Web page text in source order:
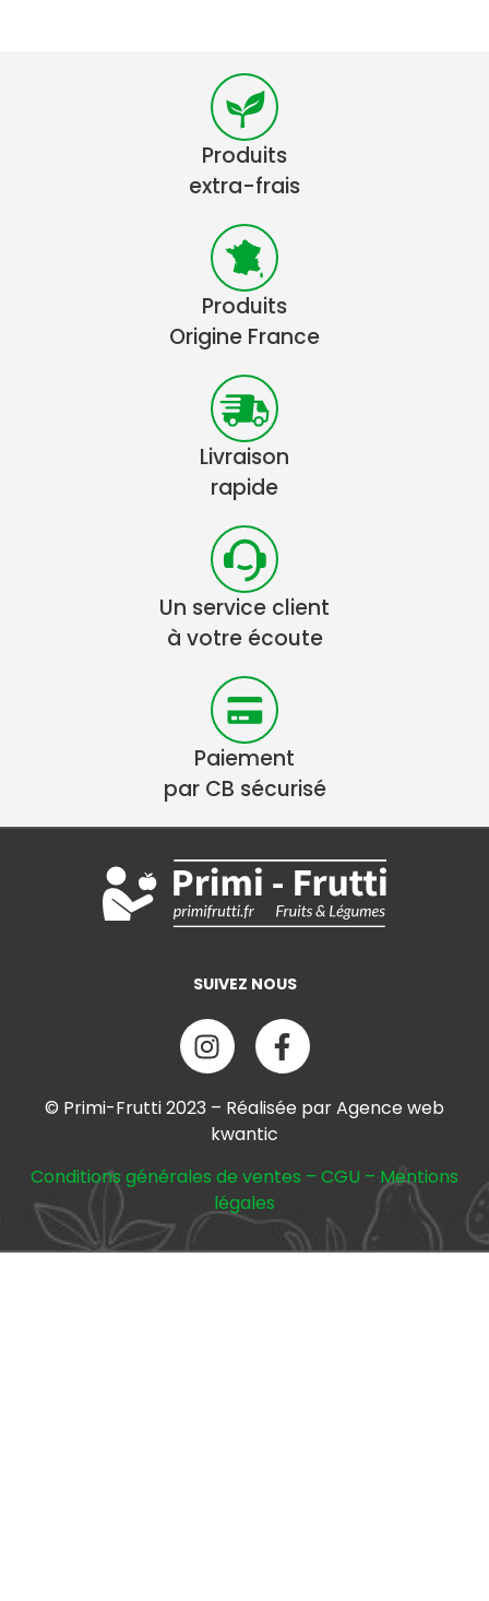
Produits
extra-frais
Produits
Origine France
Livraison
rapide
Un service client
à votre écoute
Paiement
par CB sécurisé
SUIVEZ NOUS
© Primi-Frutti 2023 – Réalisée par Agence web
kwantic
Conditions générales de ventes – CGU – Mentions
légales